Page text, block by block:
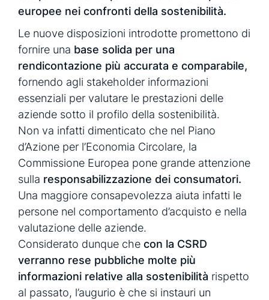
europee nei confronti della sostenibilità.
Le nuove disposizioni introdotte promettono di
fornire una base solida per una
rendicontazione più accurata e comparabile,
fornendo agli stakeholder informazioni
essenziali per valutare le prestazioni delle
aziende sotto il profilo della sostenibilità.
Non va infatti dimenticato che nel Piano
d’Azione per l’Economia Circolare, la
Commissione Europea pone grande attenzione
sulla responsabilizzazione dei consumatori.
Una maggiore consapevolezza aiuta infatti le
persone nel comportamento d’acquisto e nella
valutazione delle aziende.
Considerato dunque che con la CSRD
verranno rese pubbliche molte più
informazioni relative alla sostenibilità rispetto
al passato, l’augurio è che si instauri un